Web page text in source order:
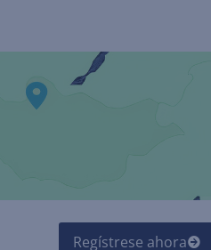
Regístrese ahora